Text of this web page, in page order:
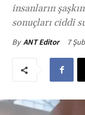
insanların
sonuçları ciddi
By ANT Editor 7